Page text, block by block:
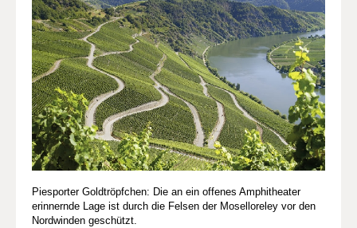
Piesporter Goldtröpfchen: Die an ein offenes Amphitheater
erinnernde Lage ist durch die Felsen der Moselloreley vor den
Nordwinden geschützt.